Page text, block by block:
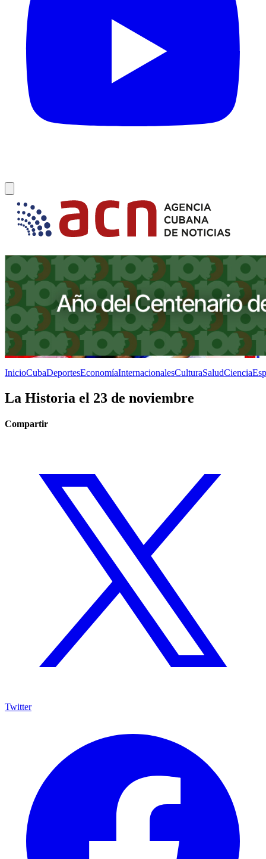
InicioCubaDeportesEconomíaInternacionalesCulturaSaludCiencia
La Historia el 23 de noviembre
Compartir
Twitter